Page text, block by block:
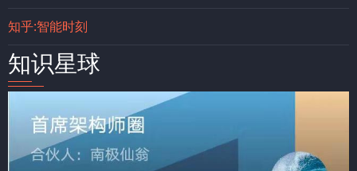
知乎:智能时刻
知识星球